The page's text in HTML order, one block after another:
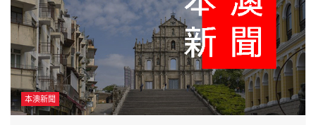
本澳新聞